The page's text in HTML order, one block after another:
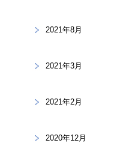
2021年8月
2021年3月
2021年2月
2020年12月